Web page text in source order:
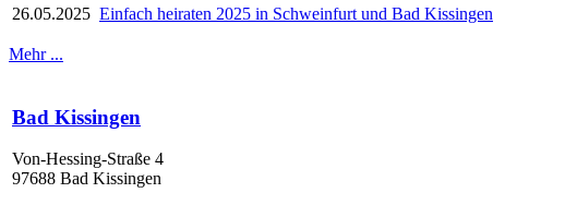
26.05.2025 Einfach heiraten 2025 in Schweinfurt und Bad Kissingen
Mehr ...
Bad Kissingen
Von-Hessing-Straße 4
97688 Bad Kissingen